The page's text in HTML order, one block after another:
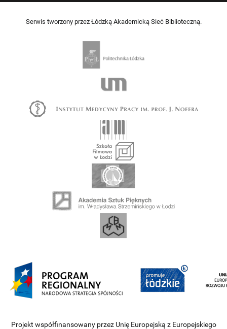
Serwis tworzony przez Łódzką Akademicką Sieć Biblioteczną.
Projekt współfinansowany przez Unię Europejską z Europejskiego